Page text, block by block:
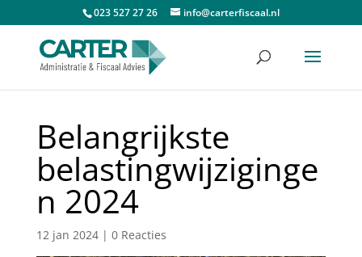
023 527 27 26 info@carterfiscaal.nl
Belangrijkste
belastingwijziginge
n 2024
12 jan 2024| 0 Reacties